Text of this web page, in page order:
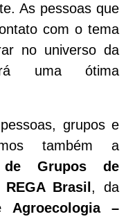
As pessoas que
com o tema
no universo da
uma ótima
grupos e
também a
de Grupos de
Brasil , da
Agroecologia –